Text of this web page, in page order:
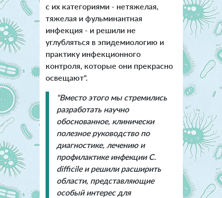
с их категориями - нетяжелая,
тяжелая и фульминантная
инфекция - и решили не
углубляться в эпидемиологию и
практику инфекционного
контроля, которые они прекрасно
освещают".
"Вместо этого мы стремились
разработать научно
обоснованное, клинически
полезное руководство по
диагностике, лечению и
профилактике инфекции C.
difficileи решили расширить
области, представляющие
особый интерес для